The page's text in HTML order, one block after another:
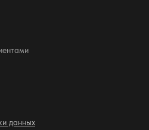
данных